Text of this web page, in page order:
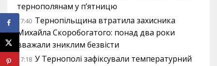
тернополянам у п’ятницю
17:40 Тернопільщина втратила захисника
Михайла Скоробогатого: понад два роки
вважали зниклим безвісти
17:18 У Тернополі зафіксували температурний